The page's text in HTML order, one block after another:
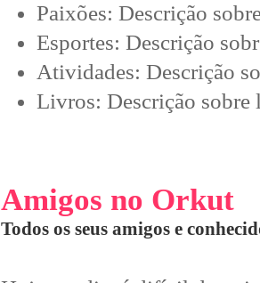
Paixões: Descrição
Esportes: Descrição
Atividades: Descrição
Livros: Descrição sobre
Amigos no Orkut
Todos os seus amigos e